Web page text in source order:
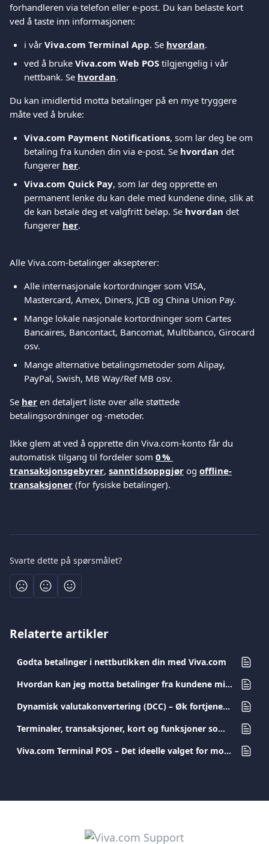
forhandleren via telefon eller e-post. Du kan belaste kort
ved å taste inn informasjonen:
i vår Viva.com Terminal App. Se hvordan.
ved å bruke Viva.com Web POS tilgjengelig i vår
nettbank. Se hvordan.
Du kan imidlertid motta betalinger på en mye tryggere
måte ved å bruke:
Viva.com Payment Notifications, som lar deg be om
betaling fra kunden din via e-post. Se hvordan det
fungerer her.
Viva.com Quick Pay, som lar deg opprette en
permanent lenke du kan dele med kundene dine, slik at
de kan betale deg et valgfritt beløp. Se hvordan det
fungerer her.
Alle Viva.com-betalinger aksepterer:
Alle internasjonale kortordninger som VISA,
Mastercard, Amex, Diners, JCB og China Union Pay.
Mange lokale nasjonale kortordninger som Cartes
Bancaires, Bancontact, Bancomat, Multibanco, Girocard
osv.
Mange alternative betalingsmetoder som Alipay,
PayPal, Swish, MB Way/Ref MB osv.
Se her en detaljert liste over alle støttede
betalingsordninger og -metoder.
Ikke glem at ved å opprette din Viva.com-konto får du
automatisk tilgang til fordeler som 0 %
transaksjonsgebyrer, sanntidsoppgjør og offline-
transaksjoner (for fysiske betalinger).
Svarte dette på spørsmålet?
Relaterte artikler
Godta betalinger i nettbutikken din med Viva.com
Hvordan kan jeg motta betalinger fra kundene mine?
Dynamisk valutakonvertering (DCC) – Øk fortjenesten din med hver transaksjon
Terminaler, transaksjoner, kort og funksjoner som støtter tilleggsgebyr (Surcharge)
Viva.com Terminal POS – Det ideelle valget for moderne og sikre transaksjoner